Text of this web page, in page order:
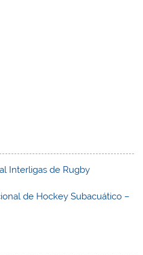
Interligas de Rugby
de Hockey Subacuático –